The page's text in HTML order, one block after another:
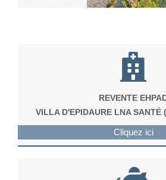
REVENTE
VILLA D'EPIDAURE LNA SANTÉ
Cliquez ici